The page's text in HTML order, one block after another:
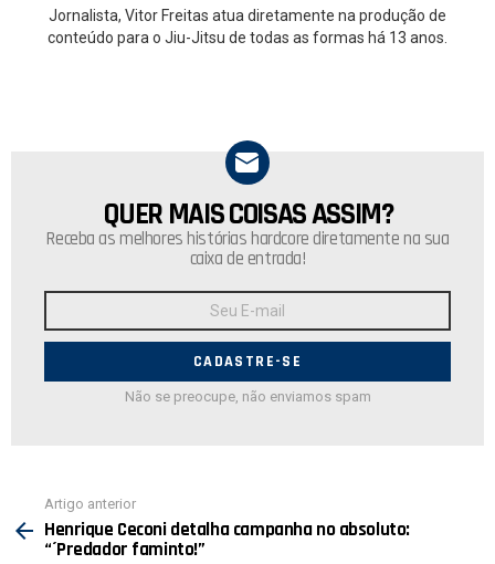
Jornalista, Vitor Freitas atua diretamente na produção de
conteúdo para o Jiu-Jitsu de todas as formas há 13 anos.
NEWSLETTER
QUER MAIS COISAS ASSIM?
Receba as melhores histórias hardcore diretamente na sua
caixa de entrada!
E-
Não se preocupe, não enviamos spam
mais
Artigo anterior
Henrique Ceconi detalha campanha no absoluto:
“´Predador faminto!”